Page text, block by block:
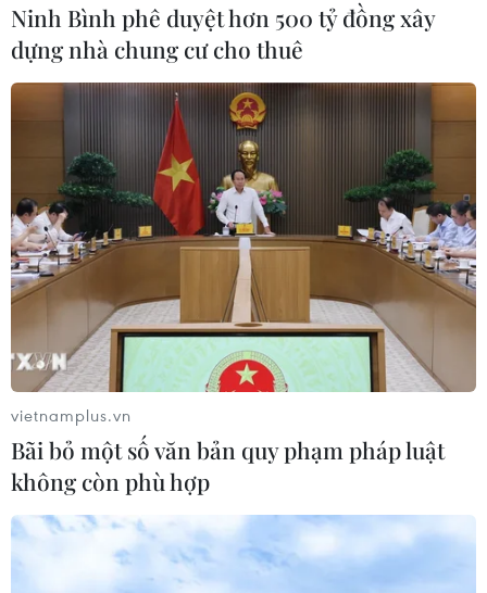
Bình Định: Di dời người dân dưới chân
núi Cấm tới khu tái định cư
Tỉnh Bình Định sẽ xây dựng khu tái định cư, diện tích
khoảng 4,5ha để di dời 117 hộ dân với hơn 400 nhân
khẩu sinh sống dưới chân núi Cấm đến nơi ở ổn định.
Ninh Bình phê duyệt hơn 500 tỷ đồng xây
dựng nhà chung cư cho thuê
vietnamplus.vn
Bãi bỏ một số văn bản quy phạm pháp luật
không còn phù hợp